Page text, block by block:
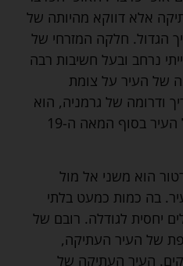
אלא דווקא מהיותה של
הגדול. חלקה המזרחי של
נרחב ובעל חשיבות רבה
של העיר על צומת
ודרומה של גרמניה, הוא
שגרם לפיתוחה המואץ של העיר בסוף המאה ה-19
הוא משני אל מול
בה כמות כמעט בלתי
יחסית לגודלה. רובם של
של העיר העתיקה,
העיר העתיקה של